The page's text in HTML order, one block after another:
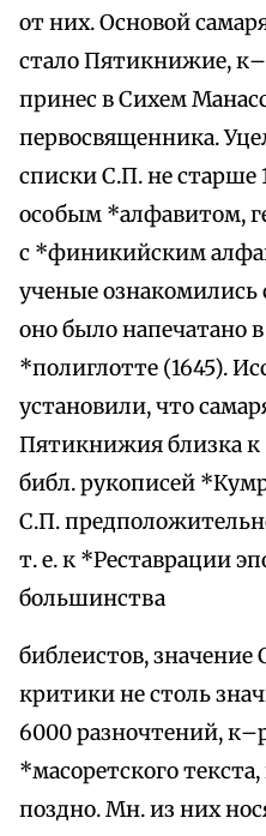
от них. Основой
стало Пятикнижие,
принес в Сихем
первосвященника.
списки С.П. не старше
особым *алфавитом,
с *финикийским
ученые ознакомились
оно было напечатано
*полиглотте (1645).
установили, что
Пятикнижия близка к
библ. рукописей
С.П.
т. е. к *Реставрации
большинства
библеистов,
критики не столь
6000 разночтений,
*масоретского
поздно. Мн. из них